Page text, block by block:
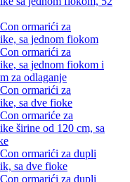
ormarići za
sa jednom fiokom
ormarići za
sa jednom fiokom i
za odlaganje
ormarići za
sa dve fioke
ormariće za
širine od 120 cm, sa
ormarići za dupli
sa dve fioke
ormarići za dupli